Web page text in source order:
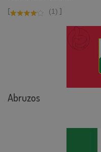
[ (1) ]
Abruzos